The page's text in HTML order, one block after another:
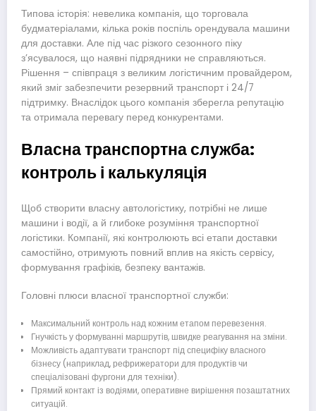
Типова історія: невелика компанія, що торговала
будматеріалами, кілька років поспіль орендувала машини
для доставки. Але під час різкого сезонного піку
з’ясувалося, що наявні підрядники не справляються.
Рішення – співпраця з великим логістичним провайдером,
який зміг забезпечити резервний транспорт і 24/7
підтримку. Внаслідок цього компанія зберегла репутацію
та отримала перевагу перед конкурентами.
Власна транспортна служба:
контроль і калькуляція
Щоб створити власну автологістику, потрібні не лише
машини і водії, а й глибоке розуміння транспортної
логістики. Компанії, які контролюють всі етапи доставки
самостійно, отримують повний вплив на якість сервісу,
формування графіків, безпеку вантажів.
Головні плюси власної транспортної служби:
Максимальний контроль над кожним етапом перевезення.
Гнучкість у формуванні маршрутів, швидке реагування на зміни.
Можливість адаптувати транспорт під специфіку власного
бізнесу (наприклад, рефрижератори для продуктів чи
спеціалізовані фургони для техніки).
Прямий контакт із водіями, оперативне вирішення позаштатних
ситуацій.